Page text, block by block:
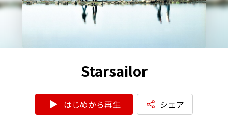
Starsailor
はじめから再生 シェア